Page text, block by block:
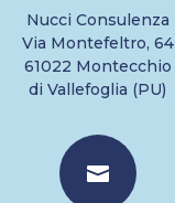
Nucci Consulenza
Via Montefeltro, 64
61022 Montecchio
di Vallefoglia (PU)
